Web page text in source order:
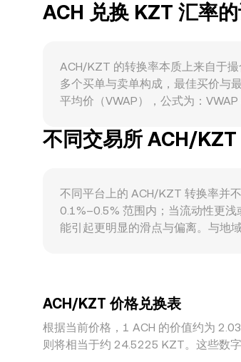
及美元走势等因素驱动，KZT 走强
及各地区对加密支付的规则更新
的链上与交易所资金流向（“鲸鱼”
ACH 兑换 KZT 汇率
ACH/KZT 的转换率本质上来自于
多个买单与卖单构成，最佳买价与
平均价（VWAP），公式为：
用 x × y = k 的恒定乘积曲线，其中
订单簿中间价与外部 VWAP 等多
不同交易所 ACH/
不同平台上的 ACH/KZT 转换率并
0.1%–0.5% 范围内；当流动性更
能引起更明显的滑点与偏离。与地
ACH/KZT 价格兑换表
根据当前价格，1 ACH 的价值约为
则将相当于约 24.5225 KZT。这些数